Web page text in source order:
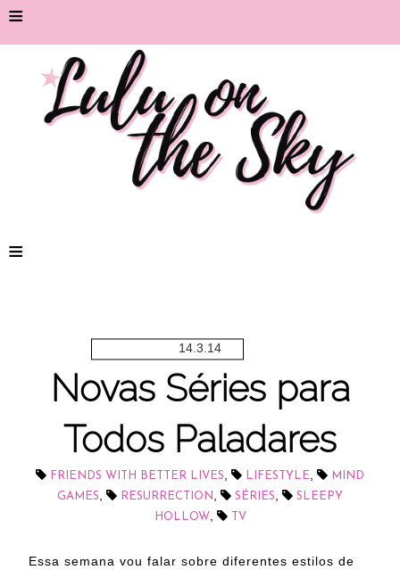
≡
≡
14.3.14
Novas Séries para
Todos Paladares
FRIENDS WITH BETTER LIVES, LIFESTYLE,
MIND
GAMES, RESURRECTION, SÉRIES,
SLEEPY
HOLLOW, TV
Essa semana vou falar sobre diferentes estilos de